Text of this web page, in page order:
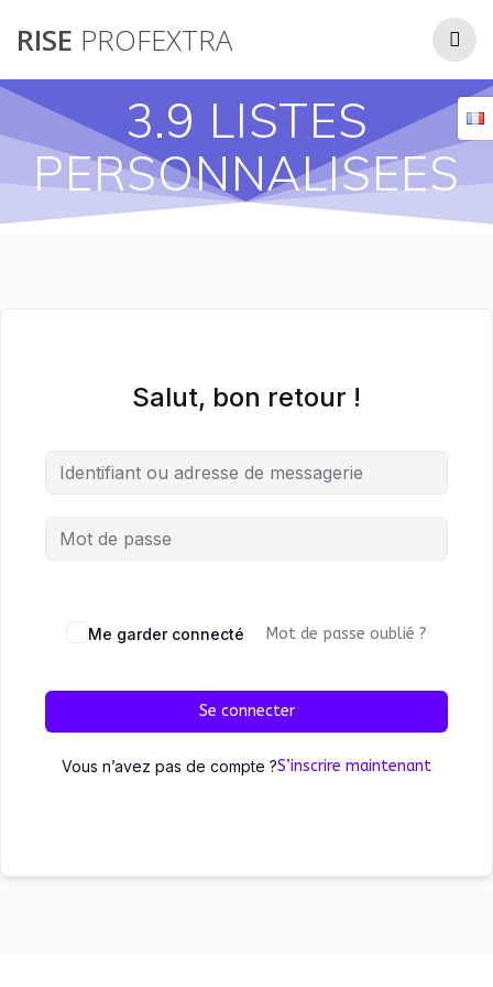
RISE PROFEXTRA
3.9 LISTES
PERSONNALISEES
Salut, bon retour !
Me garder connecté Mot de passe oublié ?
Se connecter
Vous n’avez pas de compte ?S’inscrire maintenant